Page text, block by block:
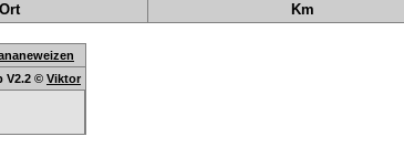
Ort Km
V2.2 © Viktor